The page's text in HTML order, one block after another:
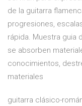
de la guitarra
progresiones,
rápida. Muestra guia
se absorben
conocimientos,
materiales
guitarra clásico-